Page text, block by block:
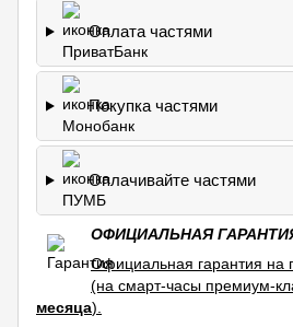
Оплата частями
Покупка частями
Оплачивайте частями
ОФИЦИАЛЬНАЯ
Официальная гарантия на
(на смарт-часы премиум-
месяца).